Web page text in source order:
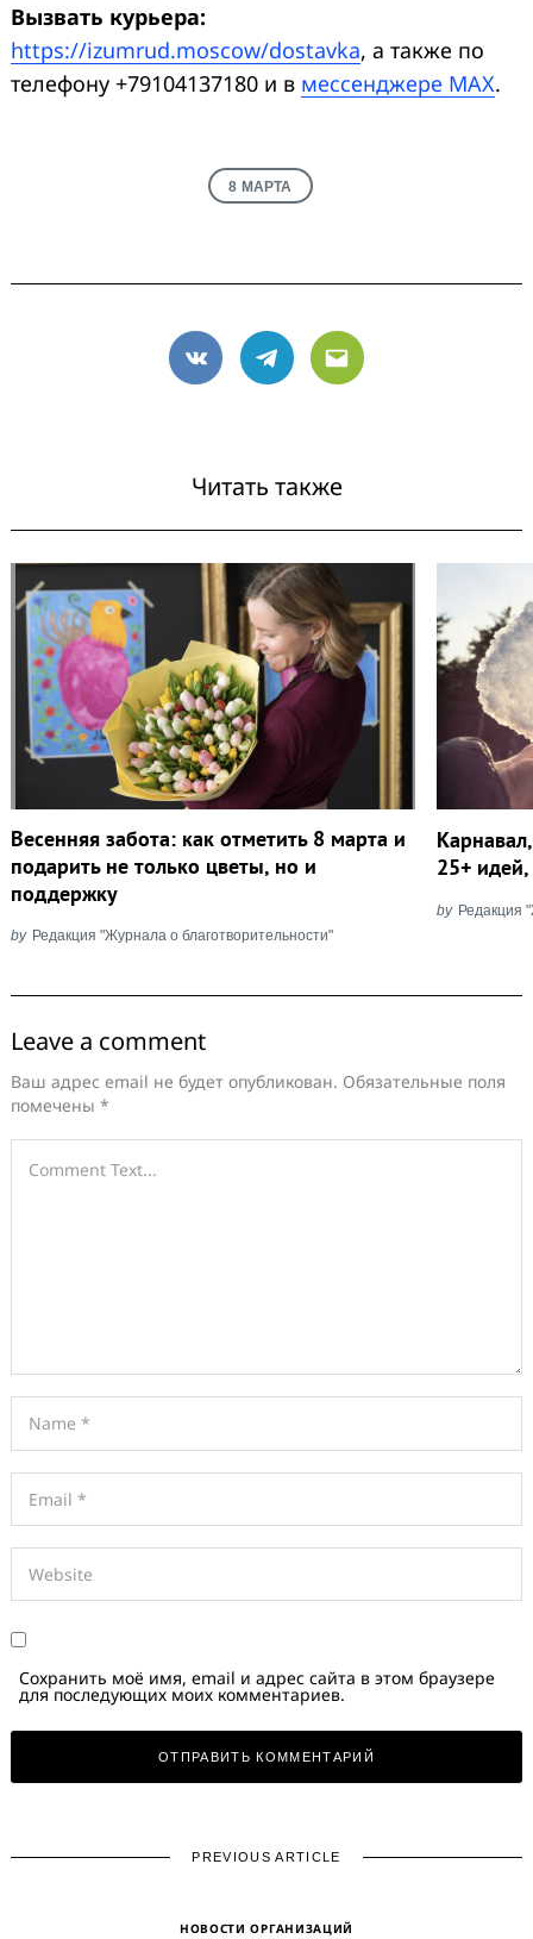
Вызвать курьера:
https://izumrud.moscow/dostavka, а также по
телефону +79104137180 и в мессенджере MAX.
8 МАРТА
VK Telegram
Email
Читать также
Весенняя забота: как отметить 8 марта и
подарить не только цветы, но и
поддержку
by Редакция "Журнала о благотворительности"
25+
by Редакция
Leave a comment
Ваш адрес email не будет опубликован. Обязательные поля
помечены *
Сохранить моё имя, email и адрес сайта в этом браузере
для последующих моих комментариев.
PREVIOUS ARTICLE
НОВОСТИ ОРГАНИЗАЦИЙ